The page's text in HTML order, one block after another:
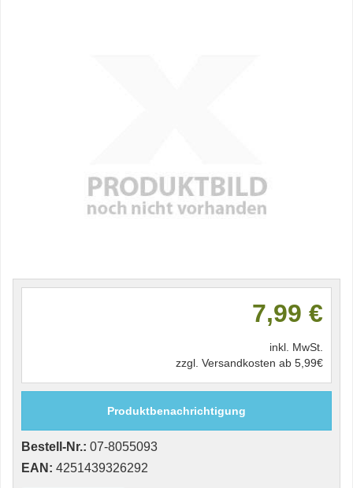
7,99 €
inkl. MwSt.
zzgl. Versandkosten ab 5,99€
Produktbenachrichtigung
Bestell-Nr.: 07-8055093
EAN: 4251439326292